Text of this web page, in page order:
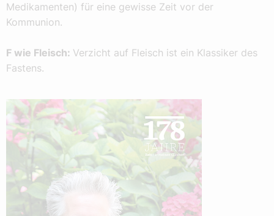
Medikamenten) für eine gewisse Zeit vor der
Kommunion.
F wie Fleisch: Verzicht auf Fleisch ist ein Klassiker des
Fastens.